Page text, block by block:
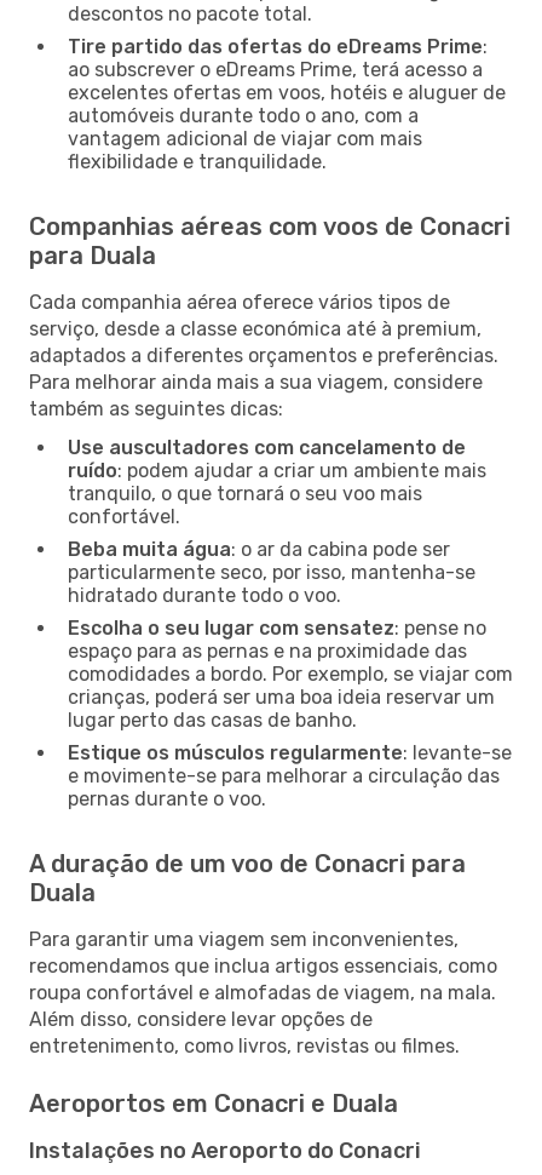
descontos no pacote total.
Tire partido das ofertas do eDreams Prime:
ao subscrever o eDreams Prime, terá acesso a
excelentes ofertas em voos, hotéis e aluguer de
automóveis durante todo o ano, com a
vantagem adicional de viajar com mais
flexibilidade e tranquilidade.
Companhias aéreas com voos de Conacri
para Duala
Cada companhia aérea oferece vários tipos de
serviço, desde a classe económica até à premium,
adaptados a diferentes orçamentos e preferências.
Para melhorar ainda mais a sua viagem, considere
também as seguintes dicas:
Use auscultadores com cancelamento de
ruído: podem ajudar a criar um ambiente mais
tranquilo, o que tornará o seu voo mais
confortável.
Beba muita água: o ar da cabina pode ser
particularmente seco, por isso, mantenha-se
hidratado durante todo o voo.
Escolha o seu lugar com sensatez: pense no
espaço para as pernas e na proximidade das
comodidades a bordo. Por exemplo, se viajar com
crianças, poderá ser uma boa ideia reservar um
lugar perto das casas de banho.
Estique os músculos regularmente: levante-se
e movimente-se para melhorar a circulação das
pernas durante o voo.
A duração de um voo de Conacri para
Duala
Para garantir uma viagem sem inconvenientes,
recomendamos que inclua artigos essenciais, como
roupa confortável e almofadas de viagem, na mala.
Além disso, considere levar opções de
entretenimento, como livros, revistas ou filmes.
Aeroportos em Conacri e Duala
Instalações no Aeroporto do Conacri